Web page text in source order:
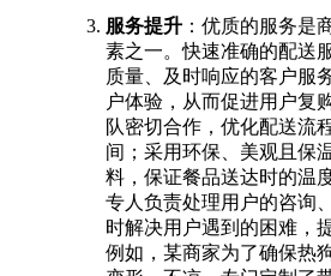
服务提升 ：优质的服务是
素之一。快速准确的配送
质量、及时响应的客户服
户体验，从而促进用户复
队密切合作，优化配送流
间；采用环保、美观且保
料，保证餐品送达时的温
专人负责处理用户的咨询
时解决用户遇到的困难，
例如，某商家为了确保热